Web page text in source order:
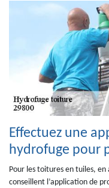
Effectuez une
hydrofuge pour
Pour les toitures en tuiles, en
conseillent l’application de